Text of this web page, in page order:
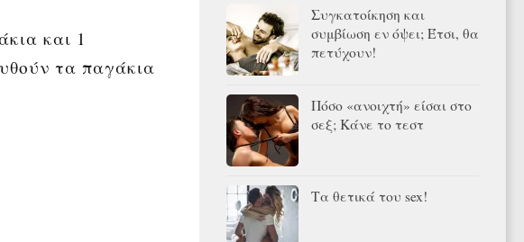
και 1
τα παγάκια
Συγκατοίκηση και
συμβίωση εν όψει; Έτσι, θα
πετύχουν!
Πόσο «ανοιχτή» είσαι στο
σεξ; Κάνε το τεστ
Τα θετικά του sex!